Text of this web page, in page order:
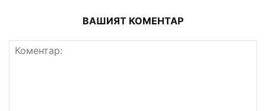
ВАШИЯТ КОМЕНТАР